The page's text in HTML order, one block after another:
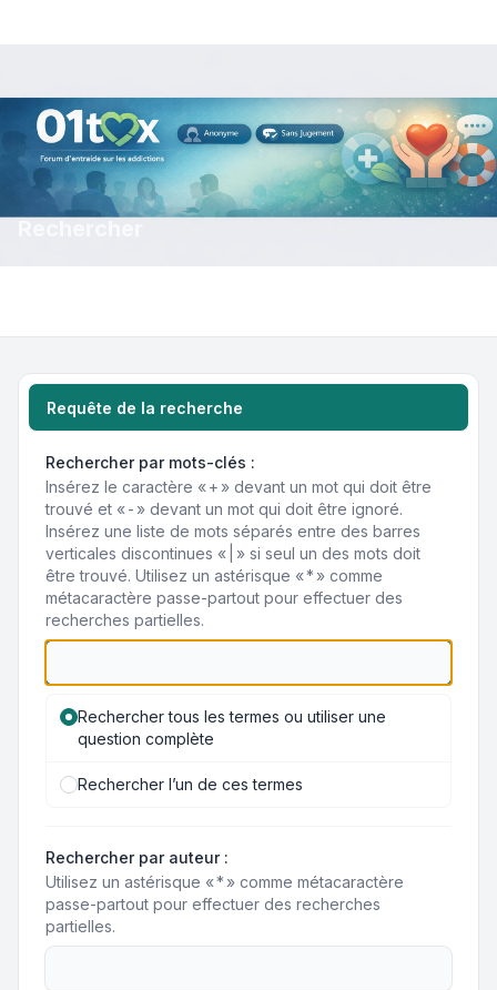
Requête de la recherche
Rechercher par mots-clés :
Insérez le caractère « + » devant un mot qui doit être
trouvé et « - » devant un mot qui doit être ignoré.
Insérez une liste de mots séparés entre des barres
verticales discontinues « | » si seul un des mots doit
être trouvé. Utilisez un astérisque « * » comme
métacaractère passe-partout pour effectuer des
recherches partielles.
Rechercher tous les termes ou utiliser une
question complète
Rechercher l’un de ces termes
Rechercher par auteur :
Utilisez un astérisque « * » comme métacaractère
passe-partout pour effectuer des recherches
partielles.